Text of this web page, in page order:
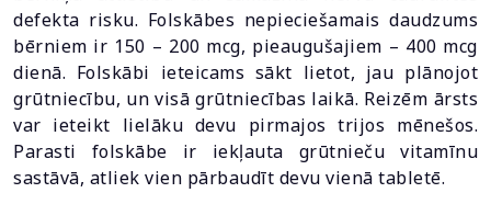
defekta risku. Folskābes nepieciešamais daudzums
bērniem ir 150 – 200 mcg, pieaugušajiem – 400 mcg
dienā. Folskābi ieteicams sākt lietot, jau plānojot
grūtniecību, un visā grūtniecības laikā. Reizēm ārsts
var ieteikt lielāku devu pirmajos trijos mēnešos.
Parasti folskābe ir iekļauta grūtnieču vitamīnu
sastāvā, atliek vien pārbaudīt devu vienā tabletē.